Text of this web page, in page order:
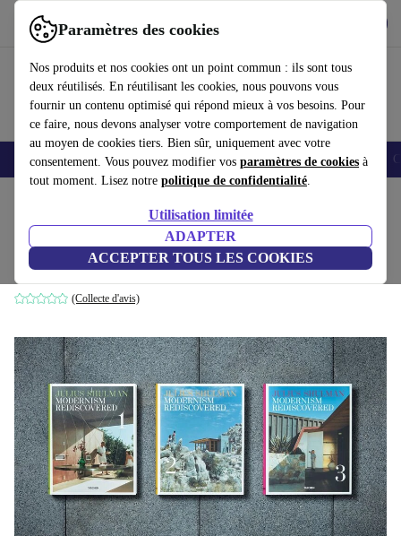
Paramètres des cookies
Nos produits et nos cookies ont un point commun : ils sont tous
deux réutilisés. En réutilisant les cookies, nous pouvons vous
fournir un contenu optimisé qui répond mieux à vos besoins. Pour
ce faire, nous devons analyser votre comportement de navigation
au moyen de cookies tiers. Bien sûr, uniquement avec votre
consentement. Vous pouvez modifier vos paramètres de cookies à
tout moment. Lisez notre politique de confidentialité.
Utilisation limitée
ADAPTER
ACCEPTER TOUS LES COOKIES
Utilisez refurbed rapidement et facilement
Smartphones Laptops Tablettes Montres connectées Accessoires
Julius Shulman. Modernism Rediscovered
blanc
(Collecte d'avis)